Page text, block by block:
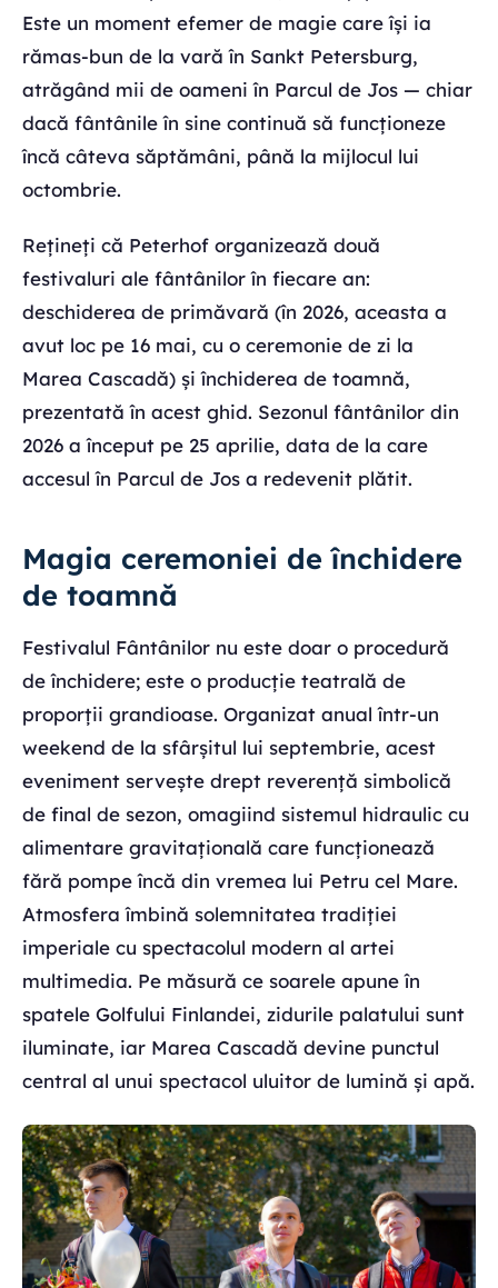
Este un moment efemer de magie care își ia
rămas-bun de la vară în Sankt Petersburg,
atrăgând mii de oameni în Parcul de Jos — chiar
dacă fântânile în sine continuă să funcționeze
încă câteva săptămâni, până la mijlocul lui
octombrie.
Rețineți că Peterhof organizează două
festivaluri ale fântânilor în fiecare an:
deschiderea de primăvară (în 2026, aceasta a
avut loc pe 16 mai, cu o ceremonie de zi la
Marea Cascadă) și închiderea de toamnă,
prezentată în acest ghid. Sezonul fântânilor din
2026 a început pe 25 aprilie, data de la care
accesul în Parcul de Jos a redevenit plătit.
Magia ceremoniei de închidere
de toamnă
Festivalul Fântânilor nu este doar o procedură
de închidere; este o producție teatrală de
proporții grandioase. Organizat anual într-un
weekend de la sfârșitul lui septembrie, acest
eveniment servește drept reverență simbolică
de final de sezon, omagiind sistemul hidraulic cu
alimentare gravitațională care funcționează
fără pompe încă din vremea lui Petru cel Mare.
Atmosfera îmbină solemnitatea tradiției
imperiale cu spectacolul modern al artei
multimedia. Pe măsură ce soarele apune în
spatele Golfului Finlandei, zidurile palatului sunt
iluminate, iar Marea Cascadă devine punctul
central al unui spectacol uluitor de lumină și apă.